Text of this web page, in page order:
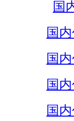
国
国
国
国
国